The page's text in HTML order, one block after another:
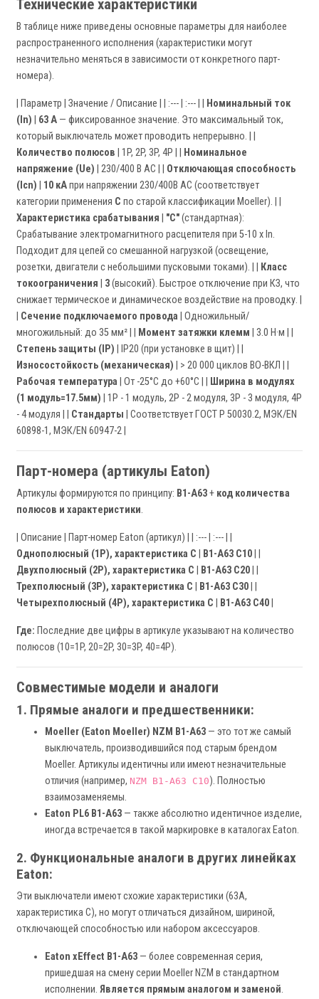
Технические характеристики
В таблице ниже приведены основные параметры для наиболее
распространенного исполнения (характеристики могут
незначительно меняться в зависимости от конкретного парт-
номера).
| Параметр | Значение / Описание | | :--- | :--- | |
Номинальный ток
(In)
63 А — фиксированное значение. Это максимальный ток,
который выключатель может проводить непрерывно. | |
Количество полюсов | 1P, 2P, 3P, 4P | |
Номинальное
напряжение (Ue) | 230/400 В AC | | Отключающая способность
(Icn)
10 кАпри напряжении 230/400В AC (соответствует
категории применения C по старой классификации Moeller). | |
Характеристика срабатывания
"C"(стандартная):
Срабатывание электромагнитного расцепителя при 5-10 x In.
Подходит для цепей со смешанной нагрузкой (освещение,
розетки, двигатели с небольшими пусковыми токами). | |
Класс
токоограничения
3(высокий). Быстрое отключение при КЗ, что
снижает термическое и динамическое воздействие на проводку. |
Сечение подключаемого провода | Одножильный/
многожильный: до 35 мм² | |
Момент затяжки клемм | 3.0 Н·м | |
Степень защиты (IP) | IP20 (при установке в щит) | |
Износостойкость (механическая) | > 20 000 циклов ВО-ВКЛ | |
Рабочая температура | От -25°C до +60°C | |
Ширина в модулях
(1 модуль=17.5мм) | 1P - 1 модуль, 2P - 2 модуля, 3P - 3 модуля, 4P
- 4 модуля | | Стандарты | Соответствует ГОСТ Р 50030.2, МЭК/EN
60898-1, МЭК/EN 60947-2 |
Парт-номера (артикулы Eaton)
Артикулы формируются по принципу: B1-A63+ код количества
полюсов и характеристики.
| Описание | Парт-номер Eaton (артикул) | | :--- | :--- | |
Однополюсный (1P), характеристика C
B1-A63 C10
Двухполюсный (2P), характеристика C
B1-A63 C20
Трехполюсный (3P), характеристика C
B1-A63 C30
Четырехполюсный (4P), характеристика C
B1-A63 C40
Где: Последние две цифры в артикуле указывают на количество
полюсов (10=1P, 20=2P, 30=3P, 40=4P).
Совместимые модели и аналоги
1. Прямые аналоги и предшественники:
Moeller (Eaton Moeller) NZM B1-A63 — это тот же самый
выключатель, производившийся под старым брендом
Moeller. Артикулы идентичны или имеют незначительные
отличия (например, NZM B1-A63 C10). Полностью
взаимозаменяемы.
Eaton PL6 B1-A63 — также абсолютно идентичное изделие,
иногда встречается в такой маркировке в каталогах Eaton.
2. Функциональные аналоги в других линейках
Eaton:
Эти выключатели имеют схожие характеристики (63А,
характеристика C), но могут отличаться дизайном, шириной,
отключающей способностью или набором аксессуаров.
Eaton xEffect B1-A63 — более современная серия,
пришедшая на смену серии Moeller NZM в стандартном
исполнении. Является прямым аналогом и заменой.